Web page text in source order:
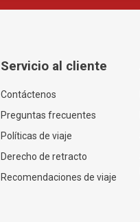
Servicio al cliente
Contáctenos
Preguntas frecuentes
Políticas de viaje
Derecho de retracto
Recomendaciones de viaje